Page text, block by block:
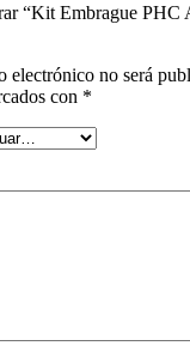
“Kit Embrague PHC
electrónico no será
con *